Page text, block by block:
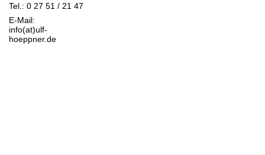
Tel.: 0 27 51 / 21 47
E-Mail:
info(at)ulf-
hoeppner.de